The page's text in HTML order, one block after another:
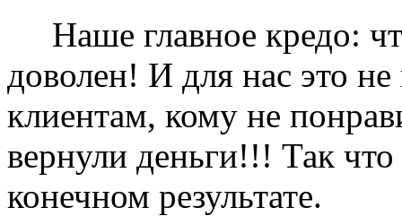
Наше главное кредо:
доволен! И для нас это
клиентам, кому не
вернули деньги!!! Так
конечном результате.